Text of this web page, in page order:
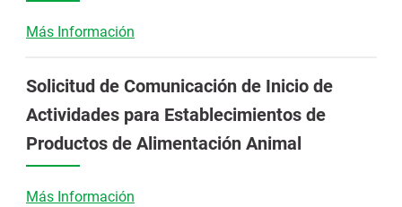
Más Información
Solicitud de Comunicación de Inicio de
Actividades para Establecimientos de
Productos de Alimentación Animal
Más Información